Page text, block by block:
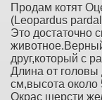
Продам котят
(Leopardus
Это достаточно
друг,который с
Длина от головы
см,высота около
Окрас шерсти